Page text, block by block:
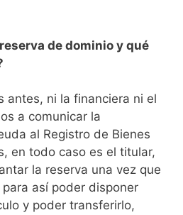
de dominio y qué
antes, ni la financiera ni el
a comunicar la
al Registro de Bienes
en todo caso es el titular,
la reserva una vez que
así poder disponer
y poder transferirlo,